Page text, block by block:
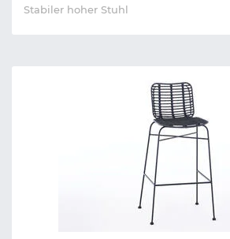
Stabiler hoher Stuhl